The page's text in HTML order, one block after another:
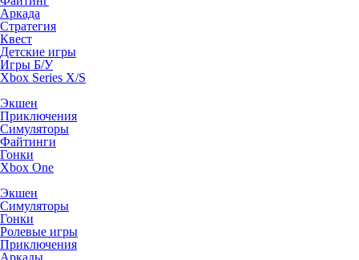
Аркада
Стратегия
Квест
Детские игры
Игры Б/У
Xbox Series X/S
Экшен
Приключения
Симуляторы
Файтинги
Гонки
Xbox One
Экшен
Симуляторы
Гонки
Ролевые игры
Приключения
Аркады